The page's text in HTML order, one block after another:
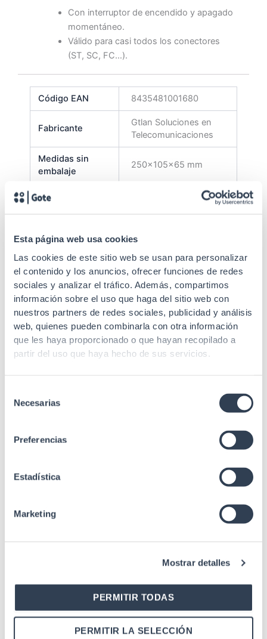
Esta página web usa cookies
Las cookies de este sitio web se usan para personalizar
el contenido y los anuncios, ofrecer funciones de redes
sociales y analizar el tráfico. Además, compartimos
información sobre el uso que haga del sitio web con
nuestros partners de redes sociales, publicidad y análisis
web, quienes pueden combinarla con otra información
que les haya proporcionado o que hayan recopilado a
partir del uso que haya hecho de sus servicios.
Necesarias
Preferencias
Estadística
Marketing
Mostrar detalles
PERMITIR TODAS
PERMITIR LA SELECCIÓN
Con interruptor de encendido y apagado
momentáneo.
Válido para casi todos los conectores
(ST, SC, FC…).
Código EAN 8435481001680
Fabricante
Gtlan Soluciones en
Telecomunicaciones
Medidas sin
embalaje
250x105x65 mm
Calibración y
Batería AAA*3
Peso sin
embalaje
0, 166 kg
Productos relacionados